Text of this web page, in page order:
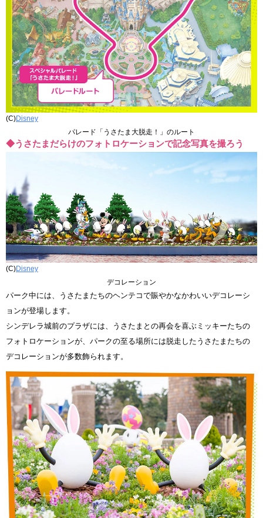
(C)Disney
パレード「うさたま大脱走！」のルート
◆うさたまだらけのフォトロケーションで記念写真を撮ろう
(C)Disney
デコレーション
パーク中には、うさたまたちのヘンテコで賑やかなかわいいデコレーシ
ョンが登場します。
シンデレラ城前のプラザには、うさたまとの再会を喜ぶミッキーたちの
フォトロケーションが、パークの至る場所には脱走したうさたまたちの
デコレーションが多数飾られます。